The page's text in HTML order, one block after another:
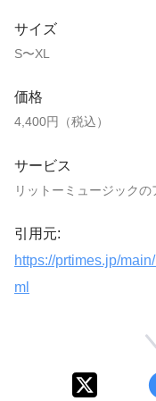
サイズ
S〜XL
価格
4,400円（税込）
サービス
リットーミュージックの
引用元:
https://prtimes.jp/
ml